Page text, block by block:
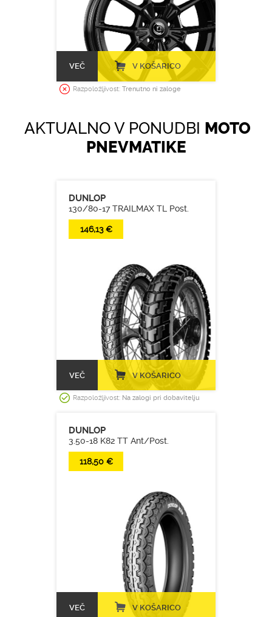
VEČ V KOŠARICO
Razpoložljivost: Trenutno ni zaloge
AKTUALNO V PONUDBI MOTO
PNEVMATIKE
DUNLOP
130/80-17 TRAILMAX TL Post.
146,13 €
VEČ V KOŠARICO
Razpoložljivost: Na zalogi pri dobavitelju
DUNLOP
3.50-18 K82 TT Ant/Post.
118,50 €
VEČ V KOŠARICO